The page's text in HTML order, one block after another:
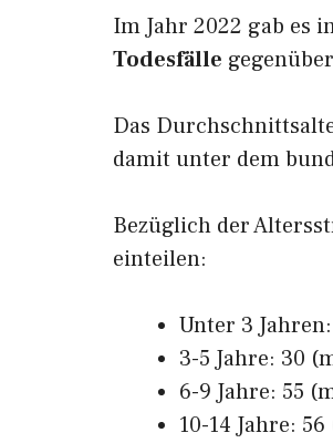
Im Jahr 2022 gab es
Todesfälle
Das
damit unter dem
Bezüglich der
einteilen:
Unter 3
3-5 Jahre: 30
6-9 Jahre: 55
10-14 Jahre: